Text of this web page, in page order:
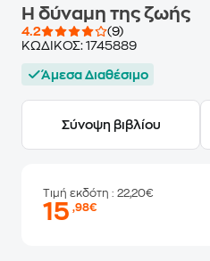
Η δύναμη της ζωής
4.2
(9)
ΚΩΔΙΚΟΣ: 1745889
Άμεσα Διαθέσιμο
Σύνοψη βιβλίου
Τιμή εκδότη : 22,20€
15,98€